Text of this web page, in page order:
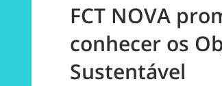
FCT NOVA
conhecer os
Sustentável